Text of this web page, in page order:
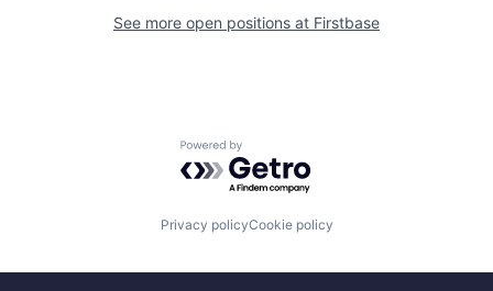
See more open positions at Firstbase
Powered by Getro.com
Privacy policyCookie policy